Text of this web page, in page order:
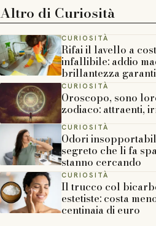
Altro di Curiosità
CURIOSITÀ
Rifai il lavello a
infallibile: addio
brillantezza
CURIOSITÀ
Oroscopo, sono
zodiaco: attraenti,
CURIOSITÀ
Odori
segreto che li fa
stanno cercando
CURIOSITÀ
Il trucco col
estetiste: costa
centinaia di euro